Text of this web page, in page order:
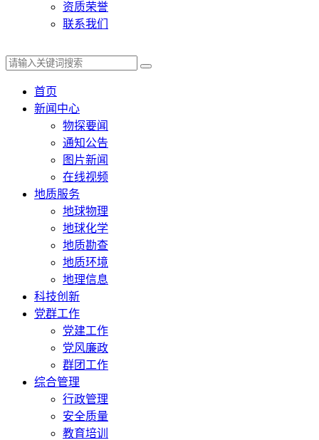
资质荣誉
联系我们
首页
新闻中心
物探要闻
通知公告
图片新闻
在线视频
地质服务
地球物理
地球化学
地质勘查
地质环境
地理信息
科技创新
党群工作
党建工作
党风廉政
群团工作
综合管理
行政管理
安全质量
教育培训